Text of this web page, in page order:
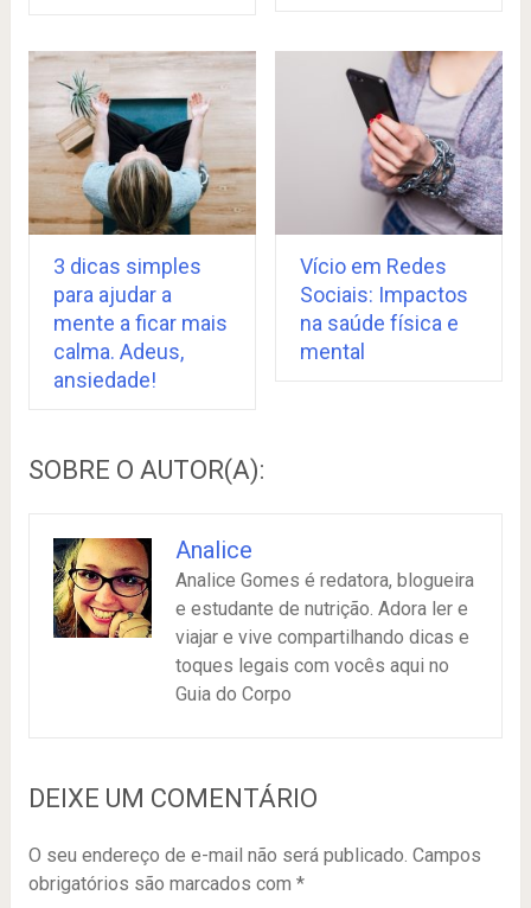
3 dicas simples
para ajudar a
mente a ficar mais
calma. Adeus,
ansiedade!
Vício em Redes
Sociais: Impactos
na saúde física e
mental
SOBRE O AUTOR(A):
Analice
Analice Gomes é redatora, blogueira
e estudante de nutrição. Adora ler e
viajar e vive compartilhando dicas e
toques legais com vocês aqui no
Guia do Corpo
DEIXE UM COMENTÁRIO
O seu endereço de e-mail não será publicado. Campos
obrigatórios são marcados com *